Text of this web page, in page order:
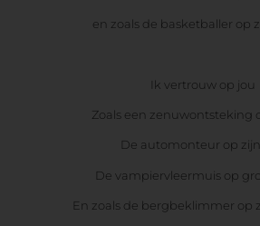
en zoals de basketballer op
Ik vertrouw op jou
Zoals een zenuwontsteking
De automonteur op
De vampiervleermuis op
En zoals de bergbeklimmer op